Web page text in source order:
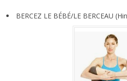
BERCEZ LE BÉBÉ/LE BERCEAU